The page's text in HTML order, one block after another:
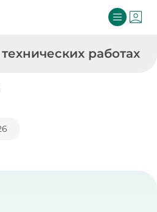
работах